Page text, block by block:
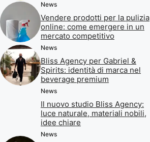
News
Vendere prodotti per la pulizia
online: come emergere in un
mercato competitivo
News
Bliss Agency per Gabriel &
Spirits: identità di marca nel
beverage premium
News
Il nuovo studio Bliss Agency:
luce naturale, materiali nobili,
idee chiare
News